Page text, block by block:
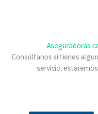
Aseguradoras
Consúltanos si tienes
servicio,